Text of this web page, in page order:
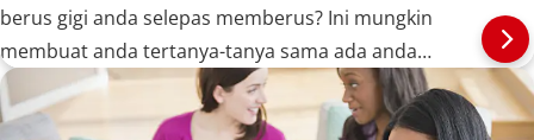
berus gigi anda selepas memberus? Ini mungkin
membuat anda tertanya-tanya sama ada anda
menghidap penyakit gusi. Jadi, apakah itu penyakit
gusi?